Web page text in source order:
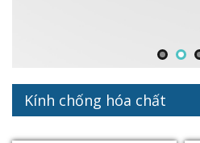
Kính chống hóa chất